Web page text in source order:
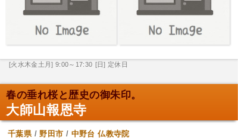
[火水木金土月] 9:00～17:30 [日] 定休日
春の垂れ桜と歴史の御朱印。
大師山報恩寺
千葉県/野田市 / 中野台 仏教寺院